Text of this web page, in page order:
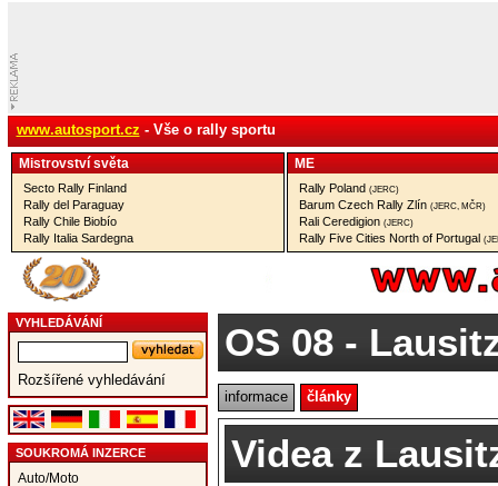
www.autosport.cz - Vše o rally sportu
Mistrovství­ světa
Secto Rally Finland
Rally del Paraguay
Rally Chile Biobío
Rally Italia Sardegna
ME
Rally Poland (JERC)
Barum Czech Rally Zlín (JERC, MČR)
Rali Ceredigion (JERC)
Rally Five Cities North of Portugal
VYHLEDÁVÁNÍ
Rozšířené vyhledávání
SOUKROMÁ INZERCE
Auto/Moto
OS 08-
informace články
Videa z